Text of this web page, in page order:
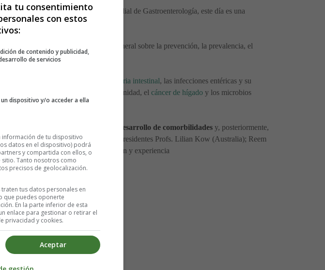
desde 2004 por la Organización Mundial de Gastroenterología, este día es una
la concienciación del público en general sobre la prevención, la prevalencia, el
irritable enfermedad inflamatoria intestinal, las infecciones entéricas y su
comunes en la comunidad, el cáncer de hígado y los microbios
sobre la obesidad y el impacto en el desarrollo de comorbilidades y, posteriormente,
La campaña está dirigida por los copresidentes Profs. Lilian Kow (Australia); Reem
Comité Directivo con representación y experiencia
tu consentimiento
con estos
de contenido y publicidad,
de servicios
dispositivo y/o acceder a ella
información de tu dispositivo
datos en el dispositivo) podrá
y compartida con ellos, o
Tanto nosotros como
precisos de geolocalización.
tus datos personales en
que puedes oponerte
En la parte inferior de esta
enlace para gestionar o retirar el
privacidad y cookies.
Aceptar